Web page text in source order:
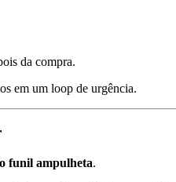
da compra.
em um loop de urgência.
o funil ampulheta.